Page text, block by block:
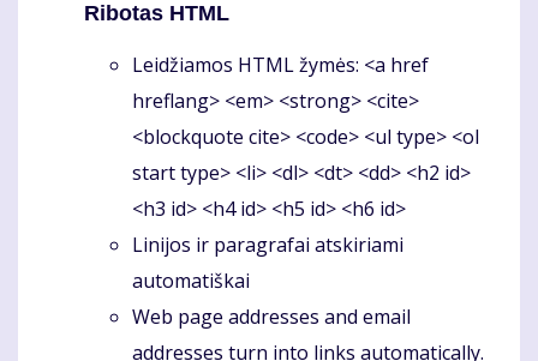
Ribotas HTML
Leidžiamos HTML žymės: <a href
hreflang> <em> <strong> <cite>
<blockquote cite> <code> <ul type> <ol
start type> <li> <dl> <dt> <dd> <h2 id>
<h3 id> <h4 id> <h5 id> <h6 id>
Linijos ir paragrafai atskiriami
automatiškai
Web page addresses and email
addresses turn into links automatically.